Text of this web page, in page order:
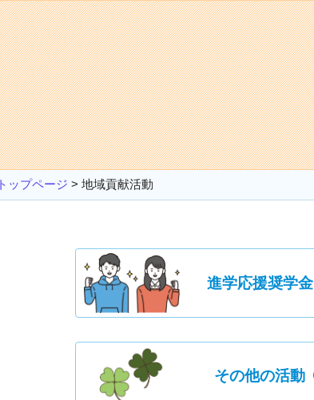
トップページ > 地域貢献活動
進学応援奨学金
その他の活動